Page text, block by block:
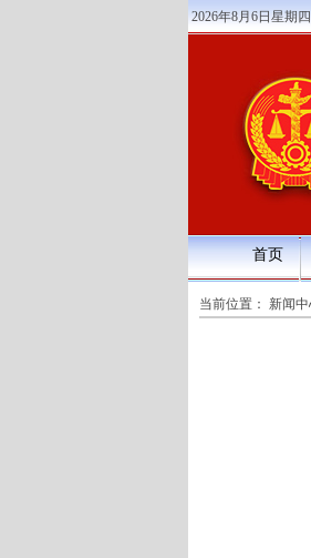
2026年8月6日星期四
首页
当前位置： 新闻